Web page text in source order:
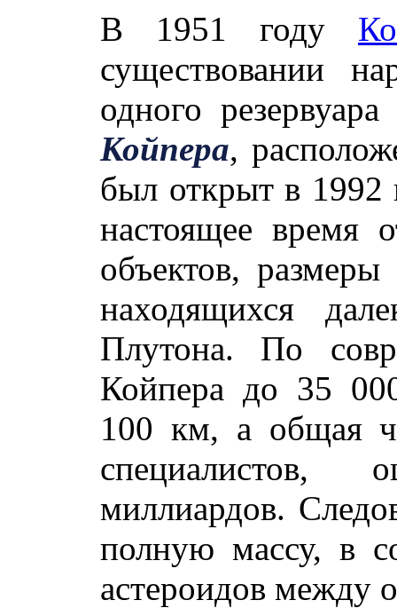
В 1951 году
существовании
одного
Койпера,
был открыт в 1992
настоящее время
объектов,
находящихся
Плутона. По
Койпера до 35
100 км, а общая
специалистов,
миллиардов.
полную массу, в
астероидов между